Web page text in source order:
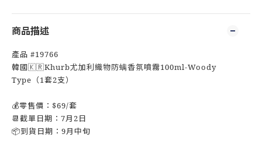
商品描述
產品 #19766
韓國🇰🇷Khurb尤加利織物防螨香氛噴霧100ml-Woody
Type（1套2支）
💰零售價：$69/套
📆截單日期：7月2日
📦到貨日期：9月中旬